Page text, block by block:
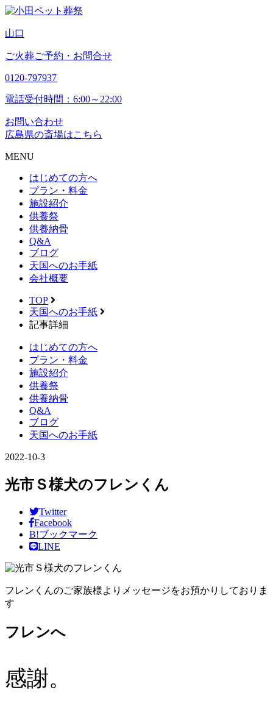
山口
ご火葬ご予約・お問合せ
0120-797937
電話受付時間：6:00～22:00
お問い合わせ
広島県の斎場はこちら
MENU
はじめての方へ
プラン・料金
施設紹介
供養祭
供養納骨
Q&A
ブログ
天国へのお手紙
会社概要
TOP
天国へのお手紙
記事詳細
はじめての方へ
プラン・料金
施設紹介
供養祭
供養納骨
Q&A
ブログ
天国へのお手紙
2022-10-3
光市Ｓ様犬のフレンくん
Twitter
Facebook
B!ブックマーク
LINE
フレンくんのご家族様よりメッセージをお預かりしておりま
す
フレンへ
感謝。